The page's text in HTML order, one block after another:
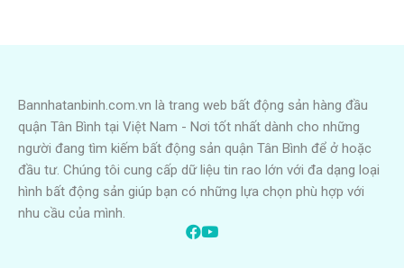
Bannhatanbinh.com.vn là trang web bất động sản hàng đầu
quận Tân Bình tại Việt Nam - Nơi tốt nhất dành cho những
người đang tìm kiếm bất động sản quận Tân Bình để ở hoặc
đầu tư. Chúng tôi cung cấp dữ liệu tin rao lớn với đa dạng loại
hình bất động sản giúp bạn có những lựa chọn phù hợp với
nhu cầu của mình.